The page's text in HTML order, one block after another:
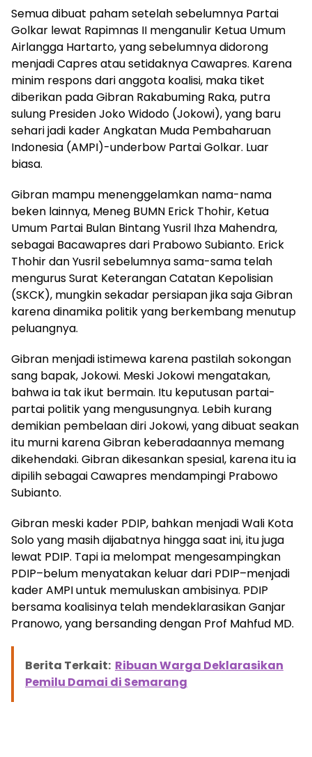
Semua dibuat paham setelah sebelumnya Partai
Golkar lewat Rapimnas II menganulir Ketua Umum
Airlangga Hartarto, yang sebelumnya didorong
menjadi Capres atau setidaknya Cawapres. Karena
minim respons dari anggota koalisi, maka tiket
diberikan pada Gibran Rakabuming Raka, putra
sulung Presiden Joko Widodo (Jokowi), yang baru
sehari jadi kader Angkatan Muda Pembaharuan
Indonesia (AMPI)-underbow Partai Golkar. Luar
biasa.
Gibran mampu menenggelamkan nama-nama
beken lainnya, Meneg BUMN Erick Thohir, Ketua
Umum Partai Bulan Bintang Yusril Ihza Mahendra,
sebagai Bacawapres dari Prabowo Subianto. Erick
Thohir dan Yusril sebelumnya sama-sama telah
mengurus Surat Keterangan Catatan Kepolisian
(SKCK), mungkin sekadar persiapan jika saja Gibran
karena dinamika politik yang berkembang menutup
peluangnya.
Gibran menjadi istimewa karena pastilah sokongan
sang bapak, Jokowi. Meski Jokowi mengatakan,
bahwa ia tak ikut bermain. Itu keputusan partai-
partai politik yang mengusungnya. Lebih kurang
demikian pembelaan diri Jokowi, yang dibuat seakan
itu murni karena Gibran keberadaannya memang
dikehendaki. Gibran dikesankan spesial, karena itu ia
dipilih sebagai Cawapres mendampingi Prabowo
Subianto.
Gibran meski kader PDIP, bahkan menjadi Wali Kota
Solo yang masih dijabatnya hingga saat ini, itu juga
lewat PDIP. Tapi ia melompat mengesampingkan
PDIP–belum menyatakan keluar dari PDIP–menjadi
kader AMPI untuk memuluskan ambisinya. PDIP
bersama koalisinya telah mendeklarasikan Ganjar
Pranowo, yang bersanding dengan Prof Mahfud MD.
Berita Terkait: Ribuan Warga Deklarasikan
Pemilu Damai di Semarang